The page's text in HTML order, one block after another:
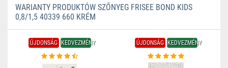
WARIANTY PRODUKTÓW SZŐNYEG FRISEE BOND KIDS
0,8/1,5 40339 660 KRÉM
ÚJDONSÁG KEDVEZMÉNY ÚJDONSÁG KEDVEZMÉNY